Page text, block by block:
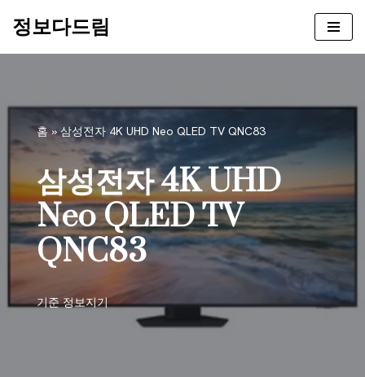
로
너
기
정보다드림
홈 » 삼성전자 4K UHD Neo QLED TV QNC83
삼성전자 4K UHD
Neo QLED TV
QNC83
기준정보지기